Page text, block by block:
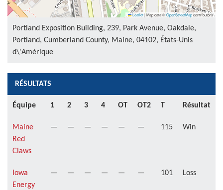
Leaflet|Map data ©OpenStreetMapcontributors
Portland Exposition Building, 239, Park Avenue, Oakdale,
Portland, Cumberland County, Maine, 04102, États-Unis
d\'Amérique
RÉSULTATS
Équipe 1 2 3 4 OT OT2 T Résultat
Maine
Red
Claws
— — — — — — 115 Win
Iowa
Energy
— — — — — — 101 Loss